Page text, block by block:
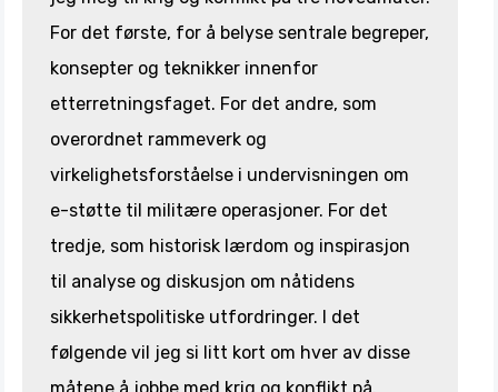
For det første, for å belyse sentrale begreper,
konsepter og teknikker innenfor
etterretningsfaget. For det andre, som
overordnet rammeverk og
virkelighetsforståelse i undervisningen om
e-støtte til militære operasjoner. For det
tredje, som historisk lærdom og inspirasjon
til analyse og diskusjon om nåtidens
sikkerhetspolitiske utfordringer. I det
følgende vil jeg si litt kort om hver av disse